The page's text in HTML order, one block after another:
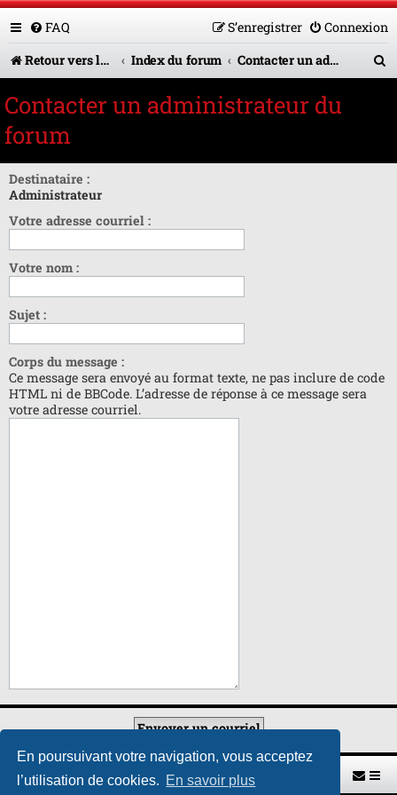
En poursuivant votre navigation, vous acceptez
l’utilisation de cookies. En savoir plus
FAQ Connexion
S’enregistrer
Retour vers le site U.A.G.R.
Index du forum Contacter un administrateur du forum
e
Contacter un administrateur du
forum
Destinataire :
Administrateur
Votre adresse courriel :
Votre nom :
Sujet :
Corps du message :
Ce message sera envoyé au format texte, ne pas inclure de code
HTML ni de BBCode. L’adresse de réponse à ce message sera
votre adresse courriel.
Retour vers le site U.A.G.R. Index du forum